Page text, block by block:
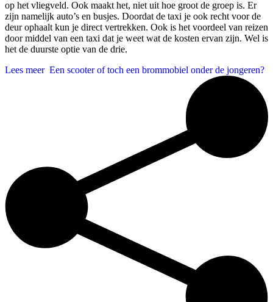
op het vliegveld. Ook maakt het, niet uit hoe groot de groep is. Er
zijn namelijk auto’s en busjes. Doordat de taxi je ook recht voor de
deur ophaalt kun je direct vertrekken. Ook is het voordeel van reizen
door middel van een taxi dat je weet wat de kosten ervan zijn. Wel is
het de duurste optie van de drie.
Lees meer Een scooter of toch een brommobiel onder de jongeren?